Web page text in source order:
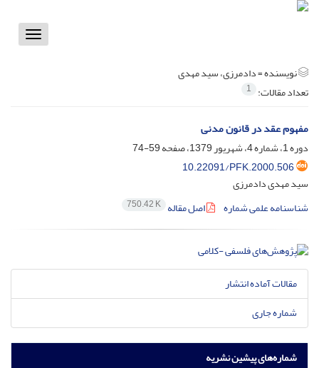
Toggle
نویسنده =دادمرزی، سید مهدی
تعداد مقالات: 1
مفهوم عقد در قانون مدنی
دوره 1، شماره 4، شهریور 1379، صفحه
59-74
10.22091/PFK.2000.506
سید مهدی دادمرزی
شناسنامه علمی شماره
اصل مقاله 750.42 K
مقالات آماده انتشار
شماره جاری
شماره‌های پیشین نشریه